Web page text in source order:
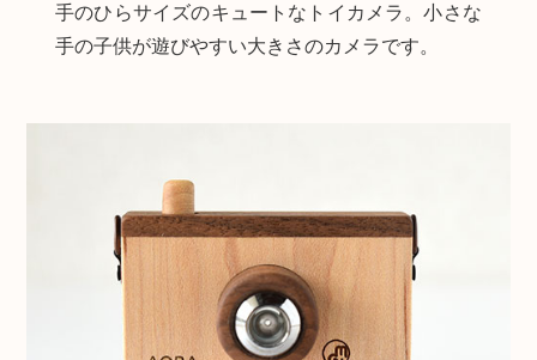
手のひらサイズのキュートなトイカメラ。小さな
手の子供が遊びやすい大きさのカメラです。